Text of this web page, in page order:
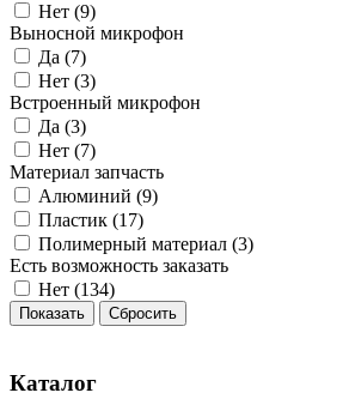
Нет (9)
Выносной микрофон
Да (7)
Нет (3)
Встроенный микрофон
Да (3)
Нет (7)
Материал запчасть
Алюминий (9)
Пластик (17)
Полимерный материал (3)
Есть возможность заказать
Нет (134)
Каталог